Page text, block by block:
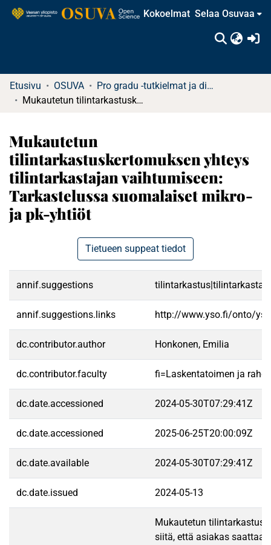
Kokoelmat Selaa Osuvaa
Etusivu OSUVA
Pro gradu -tutkielmat ja diplomityöt (rajattu saatavuus)
Mukautetun tilintarkastuskertomuksen yhteys tilintarkastajan vaihtumiseen: Tarkastelussa suomalaiset mikro- ja pk-yhtiöt
Mukautetun
tilintarkastuskertomuksen yhteys
tilintarkastajan vaihtumiseen:
Tarkastelussa suomalaiset mikro-
ja pk-yhtiöt
Tietueen suppeat tiedot
annif.suggestions
annif.suggestions.links http://www.yso.fi/onto/
dc.contributor.author Honkonen, Emilia
dc.contributor.faculty fi=Laskentatoimen ja
dc.date.accessioned 2024-05-30T07:29:41Z
dc.date.accessioned 2025-06-25T20:00:09Z
dc.date.available 2024-05-30T07:29:41Z
dc.date.issued 2024-05-13
Mukautetun
siitä, että asiakas saattaa